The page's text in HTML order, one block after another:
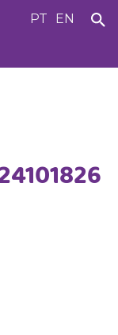
PT EN